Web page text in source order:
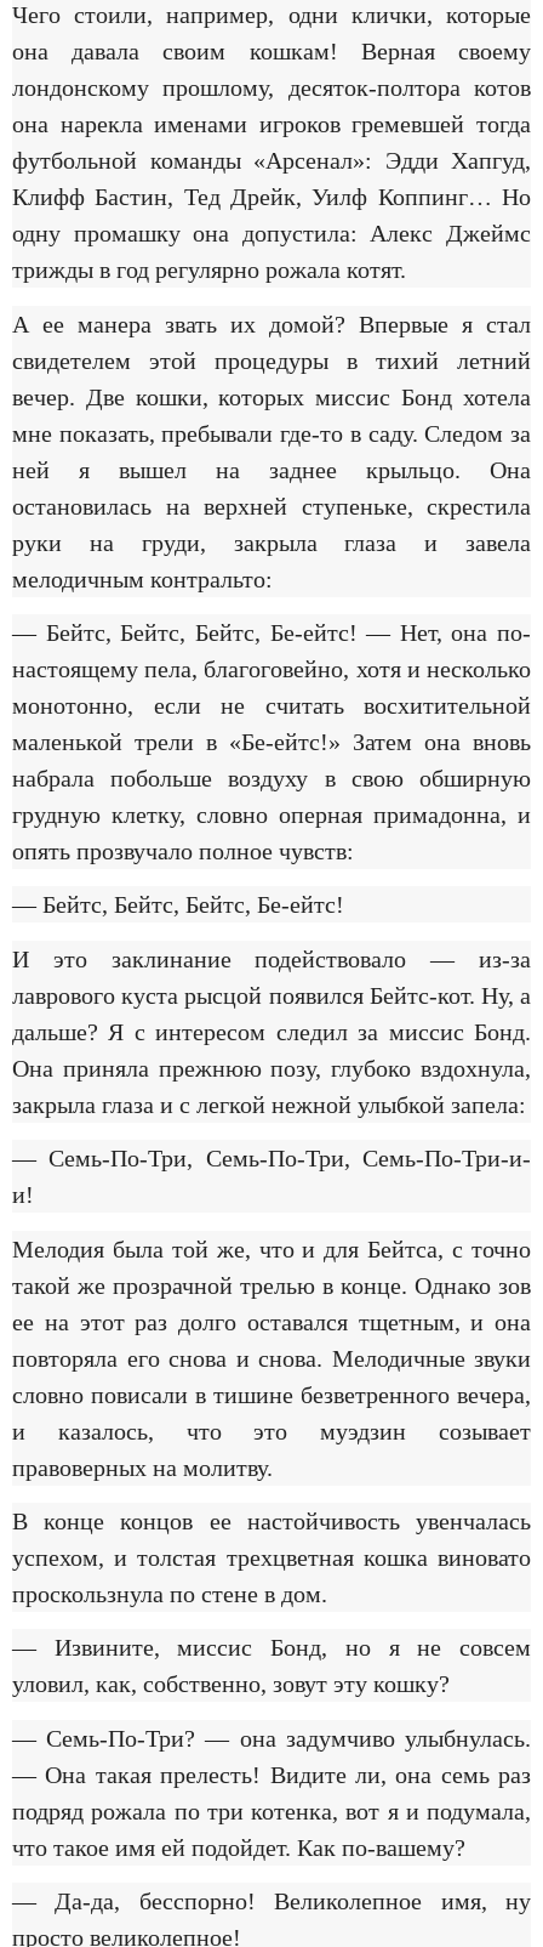
Чего стоили, например, одни клички, которые
она давала своим кошкам! Верная своему
лондонскому прошлому, десяток-полтора котов
она нарекла именами игроков гремевшей тогда
футбольной команды «Арсенал»: Эдди Хапгуд,
Клифф Бастин, Тед Дрейк, Уилф Коппинг… Но
одну промашку она допустила: Алекс Джеймс
трижды в год регулярно рожала котят.
А ее манера звать их домой? Впервые я стал
свидетелем этой процедуры в тихий летний
вечер. Две кошки, которых миссис Бонд хотела
мне показать, пребывали где-то в саду. Следом за
ней я вышел на заднее крыльцо. Она
остановилась на верхней ступеньке, скрестила
руки на груди, закрыла глаза и завела
мелодичным контральто:
— Бейтс, Бейтс, Бейтс, Бе-ейтс! — Нет, она по-
настоящему пела, благоговейно, хотя и несколько
монотонно, если не считать восхитительной
маленькой трели в «Бе-ейтс!» Затем она вновь
набрала побольше воздуху в свою обширную
грудную клетку, словно оперная примадонна, и
опять прозвучало полное чувств:
— Бейтс, Бейтс, Бейтс, Бе-ейтс!
И это заклинание подействовало — из-за
лаврового куста рысцой появился Бейтс-кот. Ну, а
дальше? Я с интересом следил за миссис Бонд.
Она приняла прежнюю позу, глубоко вздохнула,
закрыла глаза и с легкой нежной улыбкой запела:
— Семь-По-Три, Семь-По-Три, Семь-По-Три-и-
и!
Мелодия была той же, что и для Бейтса, с точно
такой же прозрачной трелью в конце. Однако зов
ее на этот раз долго оставался тщетным, и она
повторяла его снова и снова. Мелодичные звуки
словно повисали в тишине безветренного вечера,
и казалось, что это муэдзин созывает
правоверных на молитву.
В конце концов ее настойчивость увенчалась
успехом, и толстая трехцветная кошка виновато
проскользнула по стене в дом.
— Извините, миссис Бонд, но я не совсем
уловил, как, собственно, зовут эту кошку?
— Семь-По-Три? — она задумчиво улыбнулась.
— Она такая прелесть! Видите ли, она семь раз
подряд рожала по три котенка, вот я и подумала,
что такое имя ей подойдет. Как по-вашему?
— Да-да, бесспорно! Великолепное имя, ну
просто великолепное!